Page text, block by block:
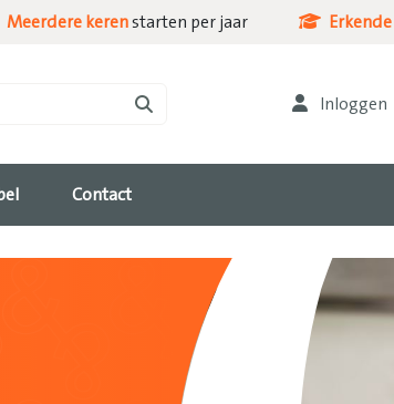
Inloggen
Contact
Meerdere kerenstarten per jaar Erkende